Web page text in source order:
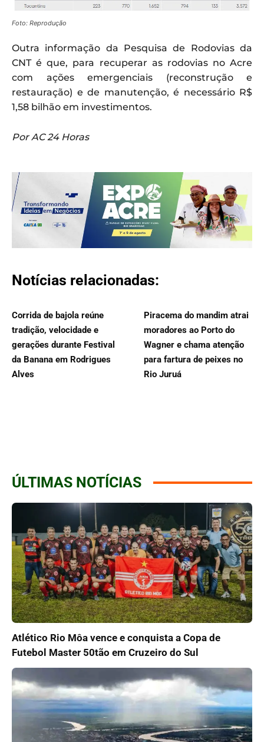
Foto: Reprodução
Outra informação da Pesquisa de Rodovias da
CNT é que, para recuperar as rodovias no Acre
com ações emergenciais (reconstrução e
restauração) e de manutenção, é necessário R$
1,58 bilhão em investimentos.
Por AC 24 Horas
Notícias relacionadas:
Corrida de bajola reúne
tradição, velocidade e
gerações durante Festival
da Banana em Rodrigues
Alves
Piracema do mandim atrai
moradores ao Porto do
Wagner e chama atenção
para fartura de peixes no
Rio Juruá
ÚLTIMAS NOTÍCIAS
Atlético Rio Môa vence e conquista a Copa de
Futebol Master 50tão em Cruzeiro do Sul